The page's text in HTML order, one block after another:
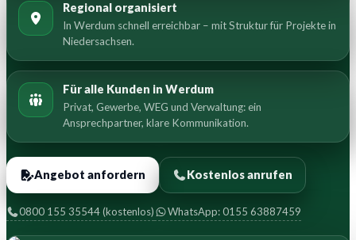
Regional organisiert
In Werdum schnell erreichbar – mit Struktur für Projekte in
Niedersachsen.
Für alle Kunden in Werdum
Privat, Gewerbe, WEG und Verwaltung: ein
Ansprechpartner, klare Kommunikation.
Angebot anfordern Kostenlos anrufen
0800 155 35544 (kostenlos) WhatsApp: 0155 63887459